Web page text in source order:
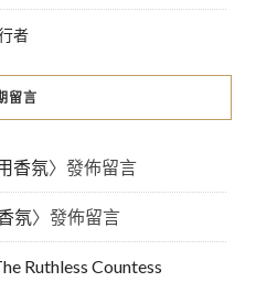
者
留言
香氛〉發佈留言
氛〉發佈留言
Ruthless Countess